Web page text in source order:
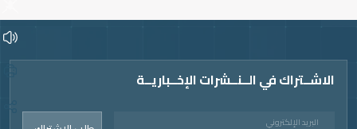
Video
الاشــتراك في الــنــشرات الإخــباريــة
البريد الإلكتروني